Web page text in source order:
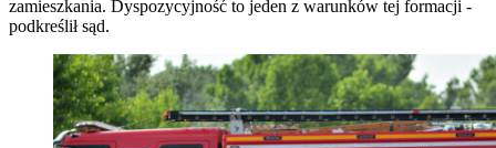
zamieszkania. Dyspozycyjność to jeden z warunków tej formacji -
podkreślił sąd.